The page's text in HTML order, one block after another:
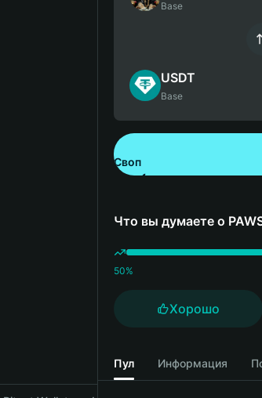
Base
USDT
Base
Своп
Что вы думаете о
50%
Хорошо
Пул Информация